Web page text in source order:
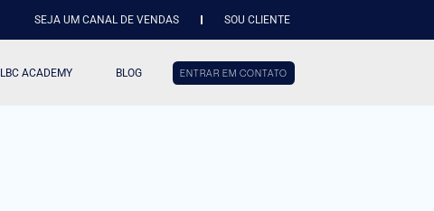
SEJA UM CANAL DE VENDAS SOU CLIENTE
LBC ACADEMY BLOG ENTRAR EM CONTATO